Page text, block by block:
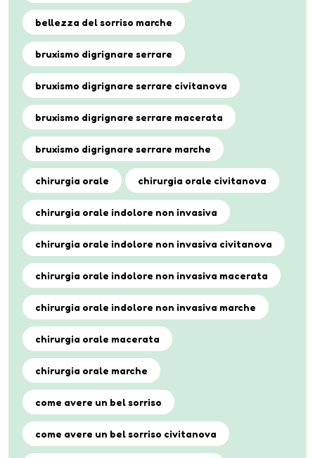
bellezza del sorriso marche
bruxismo digrignare serrare
bruxismo digrignare serrare civitanova
bruxismo digrignare serrare macerata
bruxismo digrignare serrare marche
chirurgia orale chirurgia orale civitanova
chirurgia orale indolore non invasiva
chirurgia orale indolore non invasiva civitanova
chirurgia orale indolore non invasiva macerata
chirurgia orale indolore non invasiva marche
chirurgia orale macerata
chirurgia orale marche
come avere un bel sorriso
come avere un bel sorriso civitanova